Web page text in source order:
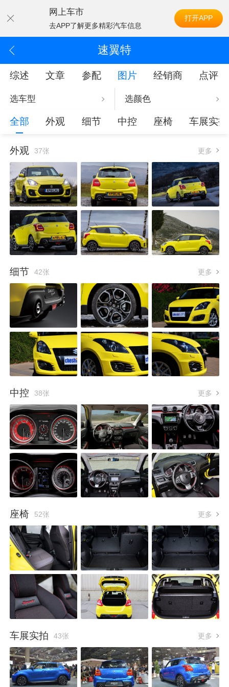
网上车市
去APP了解更多精彩汽车信息
打开APP
速翼特
综述 文章 参配 图片 经销商 点评
选车型 选颜色
全部 外观 细节 中控 座椅 车展实拍
外观 37张 更多
细节 42张 更多
中控 38张 更多
座椅 52张 更多
车展实拍 43张 更多